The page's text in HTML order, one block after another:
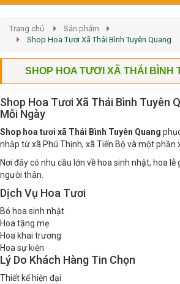
Trang chủ
Sản phẩm
Shop Hoa Tươi Xã Thái Bình Tuyên Quang
SHOP HOA TƯƠI XÃ THÁI BÌNH
Shop Hoa Tươi Xã Thái Bình Tuyên
Mỗi Ngày
Shop hoa tươi xã Thái Bình Tuyên Quang
nhập từ xã Phú Thịnh, xã Tiến Bộ và một phần
Nơi đây có nhu cầu lớn về hoa sinh nhật, hoa lễ
người thân.
Dịch Vụ Hoa Tươi
Bó hoa sinh nhật
Hoa tặng mẹ
Hoa khai trương
Hoa sự kiện
Lý Do Khách Hàng Tin Chọn
Thiết kế hiện đại